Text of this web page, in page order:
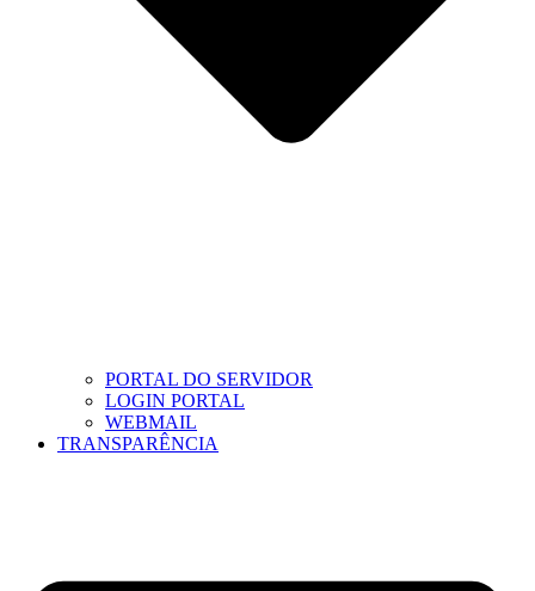
PORTAL DO SERVIDOR
LOGIN PORTAL
WEBMAIL
TRANSPARÊNCIA